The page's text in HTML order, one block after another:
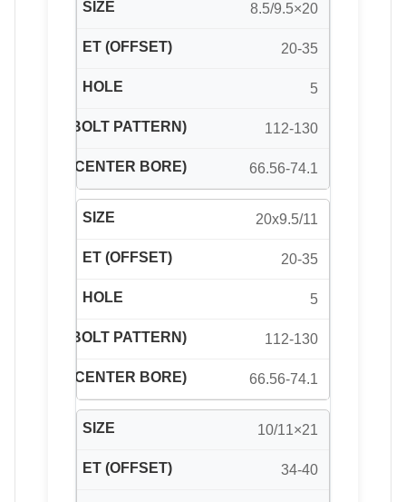
20×8.5/9.5
20-35
5
112-130
66.56-74.1
20x9.5/11
20-35
5
112-130
66.56-74.1
21×10/11
34-40